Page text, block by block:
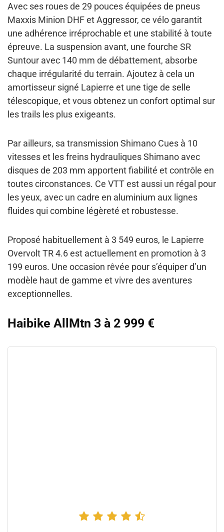
Avec ses roues de 29 pouces équipées de pneus
Maxxis Minion DHF et Aggressor, ce vélo garantit
une adhérence irréprochable et une stabilité à toute
épreuve. La suspension avant, une fourche SR
Suntour avec 140 mm de débattement, absorbe
chaque irrégularité du terrain. Ajoutez à cela un
amortisseur signé Lapierre et une tige de selle
télescopique, et vous obtenez un confort optimal sur
les trails les plus exigeants.
Par ailleurs, sa transmission Shimano Cues à 10
vitesses et les freins hydrauliques Shimano avec
disques de 203 mm apportent fiabilité et contrôle en
toutes circonstances. Ce VTT est aussi un régal pour
les yeux, avec un cadre en aluminium aux lignes
fluides qui combine légèreté et robustesse.
Proposé habituellement à 3 549 euros, le Lapierre
Overvolt TR 4.6 est actuellement en promotion à 3
199 euros. Une occasion rêvée pour s’équiper d’un
modèle haut de gamme et vivre des aventures
exceptionnelles.
Haibike AllMtn 3 à 2 999 €